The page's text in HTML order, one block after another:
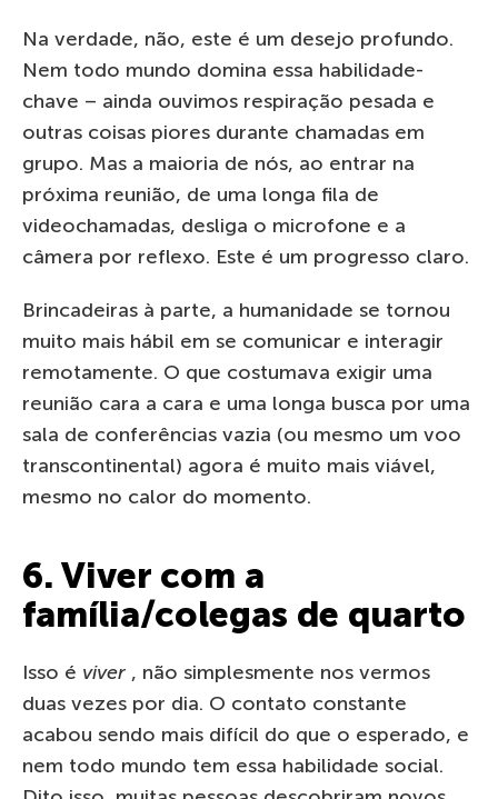
Na verdade, não, este é um desejo profundo.
Nem todo mundo domina essa habilidade-
chave – ainda ouvimos respiração pesada e
outras coisas piores durante chamadas em
grupo. Mas a maioria de nós, ao entrar na
próxima reunião, de uma longa fila de
videochamadas, desliga o microfone e a
câmera por reflexo. Este é um progresso claro.
Brincadeiras à parte, a humanidade se tornou
muito mais hábil em se comunicar e interagir
remotamente. O que costumava exigir uma
reunião cara a cara e uma longa busca por uma
sala de conferências vazia (ou mesmo um voo
transcontinental) agora é muito mais viável,
mesmo no calor do momento.
6. Viver com a
família/colegas de quarto
Isso é viver , não simplesmente nos vermos
duas vezes por dia. O contato constante
acabou sendo mais difícil do que o esperado, e
nem todo mundo tem essa habilidade social.